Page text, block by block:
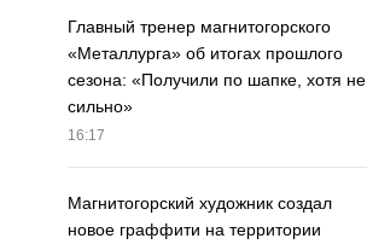
Главный тренер магнитогорского
«Металлурга» об итогах прошлого
сезона: «Получили по шапке, хотя не
сильно»
16:17
Магнитогорский художник создал
новое граффити на территории